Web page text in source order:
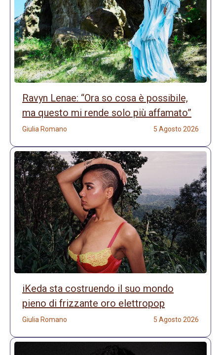
Ravyn Lenae: “Ora so cosa è possibile,
ma questo mi rende solo più affamato”
Giulia Romano 5 Agosto 2026
iKeda sta costruendo il suo mondo
pieno di frizzante oro elettropop
Giulia Romano 5 Agosto 2026